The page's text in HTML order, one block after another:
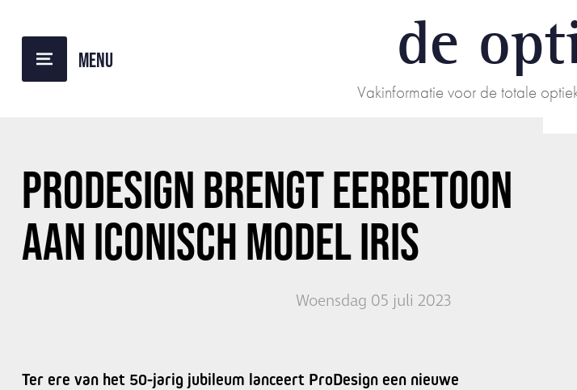
de
Vakinformatie voor de totale
PRODESIGNBRENGT EERBETOON
AAN ICONISCH MODEL IRIS
Woensdag 05 juli 2023
Ter ere van het 50-jarig jubileum lanceert ProDesign een nieuwe